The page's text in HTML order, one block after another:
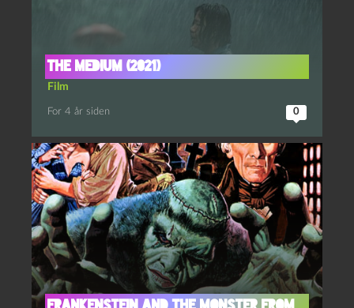
The Medium (2021)
Film
For 4 år siden 0